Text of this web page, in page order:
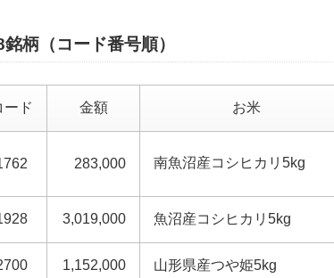
柄（コード番号順）
ード 金額 お米
283,000 南魚沼産コシヒカリ5kg
3,019,000 魚沼産コシヒカリ5kg
1,152,000 山形県産つや姫5kg